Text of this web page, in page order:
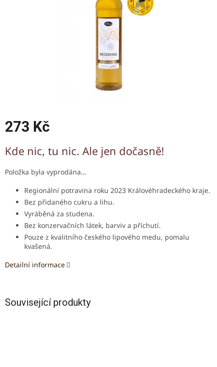
273 Kč
cena:
Kde nic, tu nic. Ale jen dočasně!
Položka byla vyprodána…
Regionální potravina roku 2023 Královéhradeckého kraje.
Bez přidaného cukru a lihu.
Vyráběná za studena.
Bez konzervačních látek, barviv a příchutí.
Pouze z kvalitního českého lipového medu, pomalu
kvašená.
Detailní informace
Související produkty